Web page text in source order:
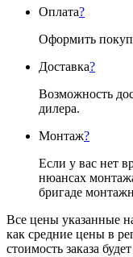
Оплата?
Оформить
Доставка?
Возможность
дилера.
Монтаж?
Если у вас нет
нюансах
бригаде
Все цены указанные
как средние цены в
стоимость заказа